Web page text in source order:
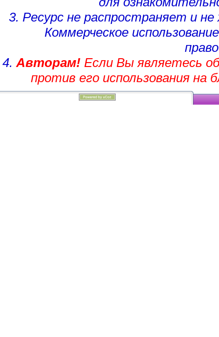
3. Ресурс не распространяет и
Коммерческое
4. Авторам!Если Вы являетесь
против его использования на